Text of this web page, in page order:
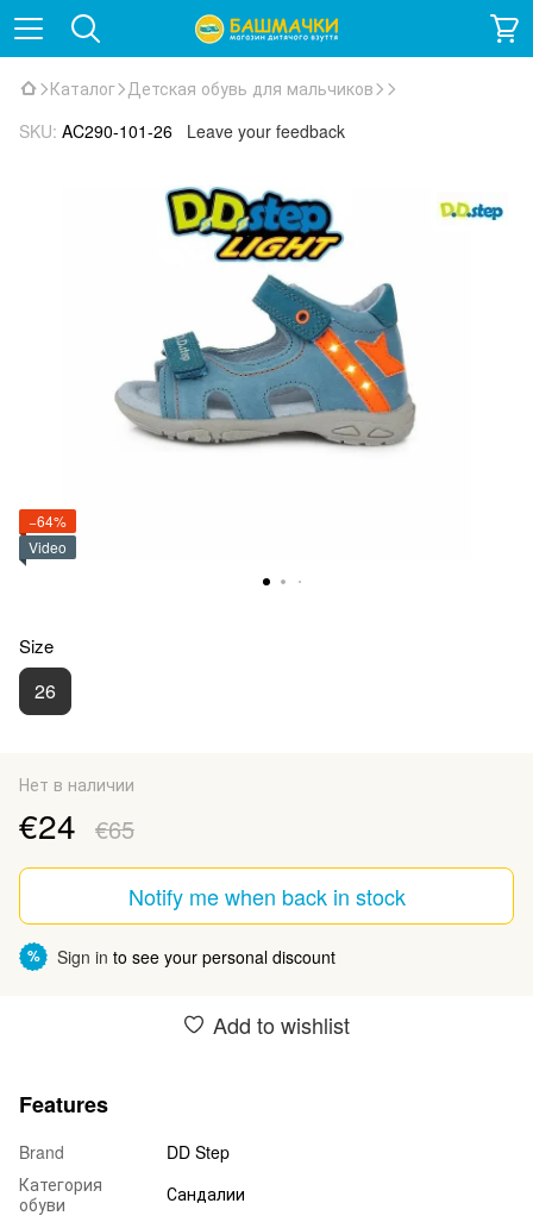
Каталог Детская обувь для мальчиков
SKU: AC290-101-26 Leave your feedback
−64%
Video
Size
26
Нет в наличии
€24 €65
Notify me when back in stock
% Sign in to see your personal discount
Add to wishlist
Features
Brand
DD Step
Категория
обуви
Сандалии